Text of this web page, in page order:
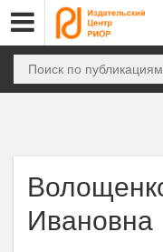
Ивановна